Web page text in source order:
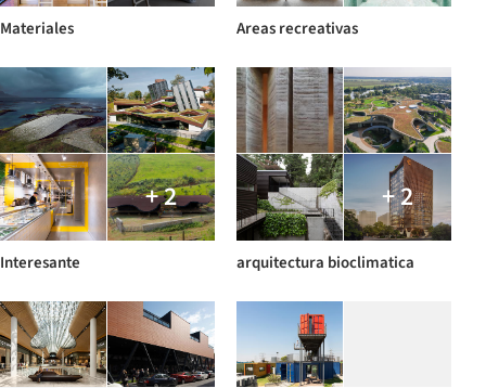
Materiales Areas recreativas
+ 2
Interesante
+ 2
arquitectura bioclimatica